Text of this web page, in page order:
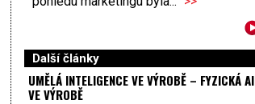
Další články
UMĚLÁ INTELIGENCE VE VÝROBĚ – FYZICKÁ AI
VE VÝROBĚ